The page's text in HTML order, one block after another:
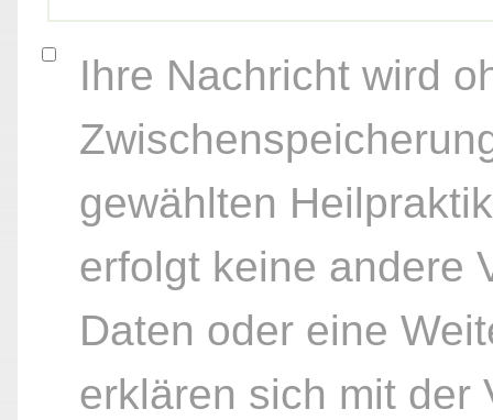
Ihre Nachricht wird
gewählten
erfolgt keine andere
Daten oder eine
erklären sich mit der